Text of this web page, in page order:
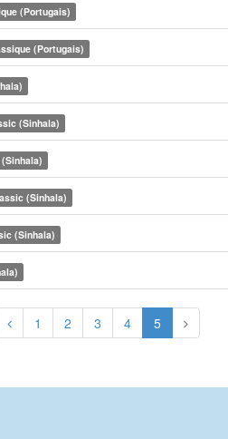
(Portugais)
(Portugais)
(Sinhala)
(Sinhala)
(Sinhala)
1 2 3 4 5